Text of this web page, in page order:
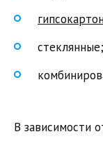
стеклянные;
В зависимости